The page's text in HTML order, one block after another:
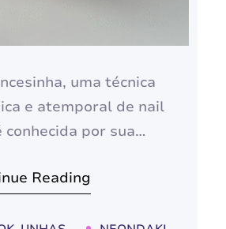
uma técnica
e atemporal de nail
conhecida por sua
Caracterizada por
Reading